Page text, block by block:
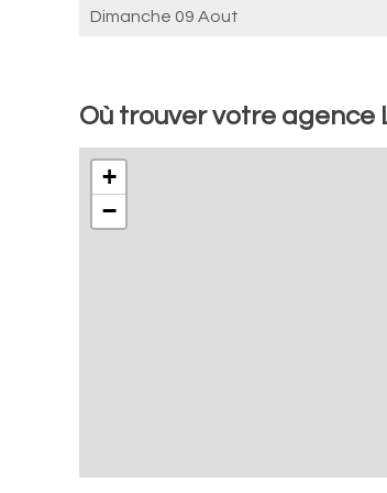
Dimanche 09 Aout
Où trouver votre agence
+
−